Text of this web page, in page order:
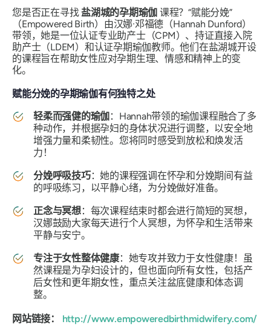
您是否正在寻找盐湖城的孕期瑜伽 课程？“赋能分娩”
（Empowered Birth）由汉娜·邓福德（Hannah Dunford）
带领，她是一位认证专业助产士（CPM）、持证直接入院
助产士（LDEM）和认证孕期瑜伽教师。他们在盐湖城开设
的课程旨在帮助女性应对孕期生理、情感和精神上的变
化。
赋能分娩的孕期瑜伽有何独特之处
轻柔而强健的瑜伽 ：Hannah带领的瑜伽课程融合了多
种动作，并根据孕妇的身体状况进行调整，以安全地
增强力量和柔韧性。您将同时感受到放松和焕发活
力！
分娩呼吸技巧：她的课程强调在怀孕和分娩期间有益
的呼​​吸练习，以平静心绪，为分娩做好准备。
正念与冥想：每次课程结束时都会进行简短的冥想，
汉娜鼓励大家每天进行个人冥想，为怀孕和生活带来
平静与安宁。
专注于女性整体健康：她专攻并致力于女性健康！虽
然课程是为孕妇设计的，但也面向所有女性，包括产
后女性和更年期女性，重点关注盆底健康和体态调
整。
网站链接： http://www.empoweredbirthmidwifery.com/